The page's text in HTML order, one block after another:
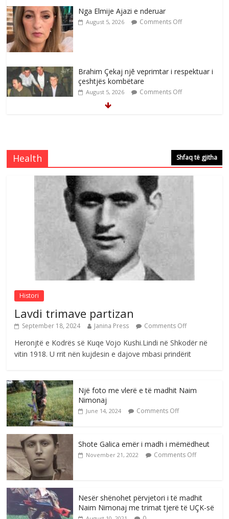
Nga Elmije Ajazi e nderuar
August 5, 2026 Comments Off
Brahim Çekaj njē veprimtar i respektuar i
çeshtjës kombëtare
August 5, 2026 Comments Off
e invalidëve në Fushë Kosovë
Comments Off
Çlirimtari Agron Gërvalla me takime pune
në atdhe të shoqerisë Levizja
August 3, 2026 Comments Off
Postim me vlera nga artistja e mirëfilltë
Mimoza Gjoni
August 6, 2026 Comments Off
Health Shfaq të gjitha
Histori
Lavdi trimave partizan
September 18, 2024 Janina Press Comments Off
Heronjtë e Kodrës së Kuqe Vojo Kushi.Lindi në Shkodër në
vitin 1918. U rrit nën kujdesin e dajove mbasi prindërit
Një foto me vlerë e të madhit Naim
Nimonaj
June 14, 2024 Comments Off
Shote Galica emër i madh i mëmëdheut
November 21, 2022 Comments Off
Nesër shënohet përvjetori i të madhit
Naim Nimonaj me trimat tjerë të UÇK-së